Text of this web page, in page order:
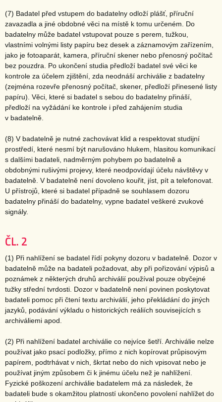
(7) Badatel před vstupem do badatelny odloží plášť, příruční
zavazadla a jiné obdobné věci na místě k tomu určeném. Do
badatelny může badatel vstupovat pouze s perem, tužkou,
vlastními volnými listy papíru bez desek a záznamovým zařízením,
jako je fotoaparát, kamera, příruční skener nebo přenosný počítač
bez pouzdra. Po ukončení studia předloží badatel své věci ke
kontrole za účelem zjištění, zda neodnáší archiválie z badatelny
(zejména rozevře přenosný počítač, skener, předloží přinesené listy
papíru). Věci, které si badatel s sebou do badatelny přináší,
předloží na vyžádání ke kontrole i před zahájením studia
v badatelně.
(8) V badatelně je nutné zachovávat klid a respektovat studijní
prostředí, které nesmí být narušováno hlukem, hlasitou komunikací
s dalšími badateli, nadměrným pohybem po badatelně a
obdobnými rušivými projevy, které neodpovídají účelu návštěvy v
badatelně. V badatelně není dovoleno kouřit, jíst, pít a telefonovat.
U přístrojů, které si badatel případně se souhlasem dozoru
badatelny přináší do badatelny, vypne badatel veškeré zvukové
signály.
ČL. 2
(1) Při nahlížení se badatel řídí pokyny dozoru v badatelně. Dozor v
badatelně může na badateli požadovat, aby při pořizování výpisů a
poznámek z některých druhů archiválií používal pouze obyčejné
tužky střední tvrdosti. Dozor v badatelně není povinen poskytovat
badateli pomoc při čtení textu archiválií, jeho překládání do jiných
jazyků, podávání výkladu o historických reáliích souvisejících s
archiváliemi apod.
(2) Při nahlížení badatel archiválie co nejvíce šetří. Archiválie nelze
používat jako psací podložky, přímo z nich kopírovat průpisovým
papírem, podtrhávat v nich, škrtat nebo do nich vpisovat nebo je
používat jiným způsobem či k jinému účelu než je nahlížení.
Fyzické poškození archiválie badatelem má za následek, že
badateli bude s okamžitou platností ukončeno povolení nahlížet do